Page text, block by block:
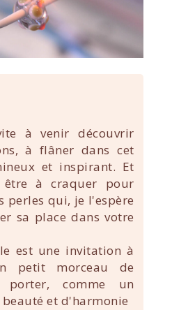
à venir découvrir
à flâner dans cet
et inspirant. Et
à craquer pour
perles qui, je l'espère
sa place dans votre
est une invitation à
petit morceau de
comme un
et d'harmonie